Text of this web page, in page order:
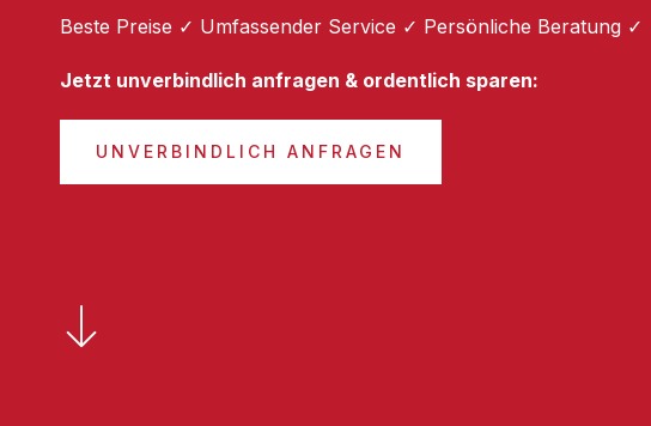
Beste Preise ✓ Umfassender Service ✓ Persönliche Beratung ✓
Jetzt unverbindlich anfragen & ordentlich sparen:
UNVERBINDLICH ANFRAGEN